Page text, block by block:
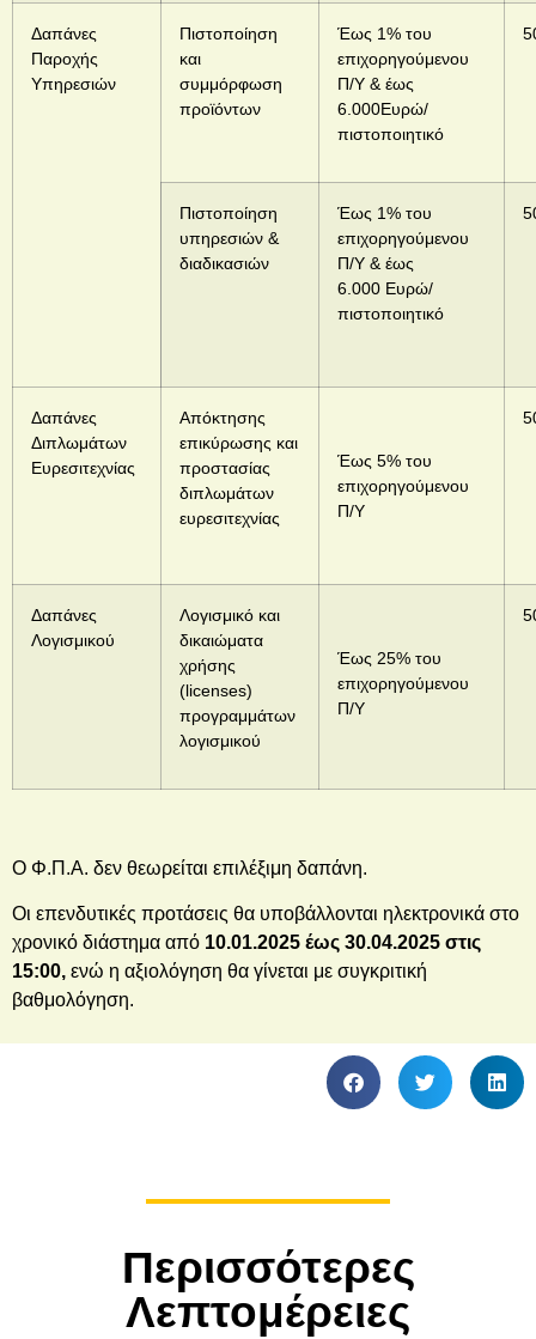
Δαπάνες
Παροχής
Υπηρεσιών
Πιστοποίηση
και
συμμόρφωση
προϊόντων
Έως 1% του
επιχορηγούμενου
Π/Υ & έως
6.000Ευρώ/
πιστοποιητικό
Πιστοποίηση
υπηρεσιών &
διαδικασιών
Έως 1% του
επιχορηγούμενου
Π/Υ & έως
6.000 Ευρώ/
πιστοποιητικό
Δαπάνες
Διπλωμάτων
Ευρεσιτεχνίας
Απόκτησης
επικύρωσης και
προστασίας
διπλωμάτων
ευρεσιτεχνίας
Έως 5% του
επιχορηγούμενου
Π/Υ
Δαπάνες
Λογισμικού
Λογισμικό και
δικαιώματα
χρήσης
(licenses)
προγραμμάτων
λογισμικού
Έως 25% του
επιχορηγούμενου
Π/Υ
Ο Φ.Π.Α. δεν θεωρείται επιλέξιμη δαπάνη.
Οι επενδυτικές προτάσεις θα υποβάλλονται ηλεκτρονικά στο
χρονικό διάστημα από 10.01.2025 έως 30.04.2025 στις
15:00, ενώ η αξιολόγηση θα γίνεται με συγκριτική
βαθμολόγηση.
Περισσότερες
Λεπτομέρειες